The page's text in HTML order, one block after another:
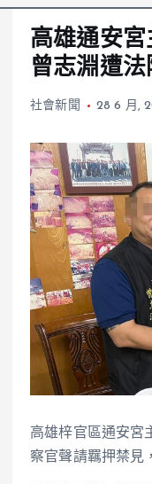
高雄通安宮
曾志淵遭
社會新聞 28 6 月,
高雄梓官區通安宮
察官聲請羈押禁見